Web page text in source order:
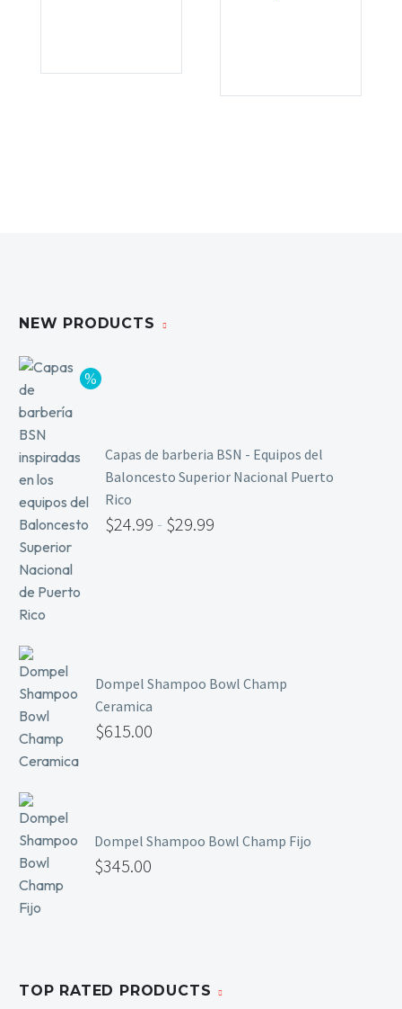
NEW PRODUCTS
Capas de barberia BSN - Equipos del
Baloncesto Superior Nacional Puerto
Rico
$24.99 - $29.99
Dompel Shampoo Bowl Champ
Ceramica
$615.00
Dompel Shampoo Bowl Champ Fijo
$345.00
TOP RATED PRODUCTS